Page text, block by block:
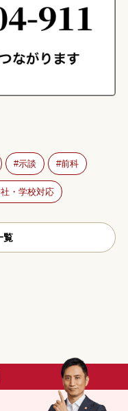
示談 前科
・学校対応
覧